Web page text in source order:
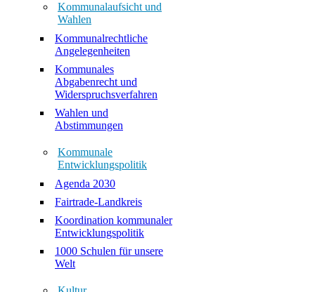
Kommunalaufsicht und
Wahlen
Kommunalrechtliche
Angelegenheiten
Kommunales
Abgabenrecht und
Widerspruchsverfahren
Wahlen und
Abstimmungen
Kommunale
Entwicklungspolitik
Agenda 2030
Fairtrade-Landkreis
Koordination kommunaler
Entwicklungspolitik
1000 Schulen für unsere
Welt